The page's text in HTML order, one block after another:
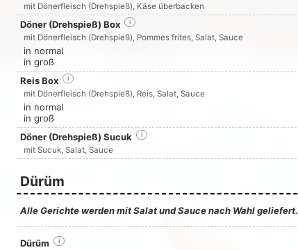
mit Dönerfleisch (Drehspieß), Käse überbacken
Döner (Drehspieß) Box i
mit Dönerfleisch (Drehspieß), Pommes frites, Salat, Sauce
in normal
in groß
Reis Box
i
mit Dönerfleisch (Drehspieß), Reis, Salat, Sauce
in normal
in groß
Döner (Drehspieß) Sucuk
i
mit Sucuk, Salat, Sauce
Dürüm
Alle Gerichte werden mit Salat und Sauce nach Wahl geliefert.
Dürüm i